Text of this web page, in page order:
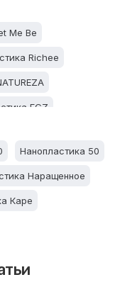
Me Be
Richee
FGZ
Нанопластика 50
Наращенное
Каре
Поврежденные